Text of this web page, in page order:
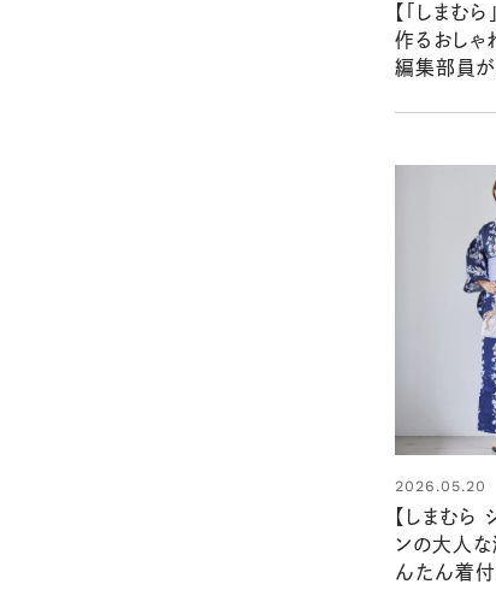
【「しまむ
作るおしゃ
編集部員が
2026.05.20
【しまむら
ンの大人な
んたん着付